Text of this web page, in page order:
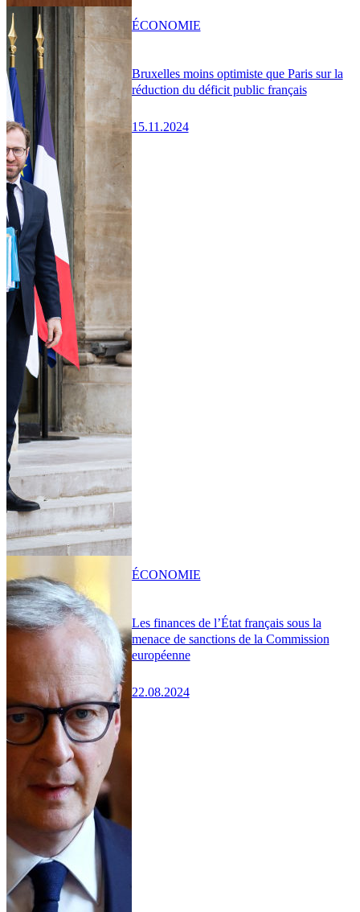
Bruxelles moins optimiste que Paris sur la
réduction du déficit public français
15.11.2024
ÉCONOMIE
Les finances de l’État français sous la
menace de sanctions de la Commission
européenne
22.08.2024
ÉCONOMIE